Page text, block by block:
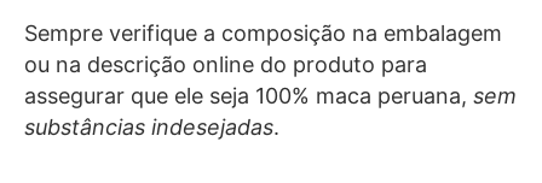
Sempre verifique a composição na embalagem
ou na descrição online do produto para
assegurar que ele seja 100% maca peruana, sem
substâncias indesejadas.